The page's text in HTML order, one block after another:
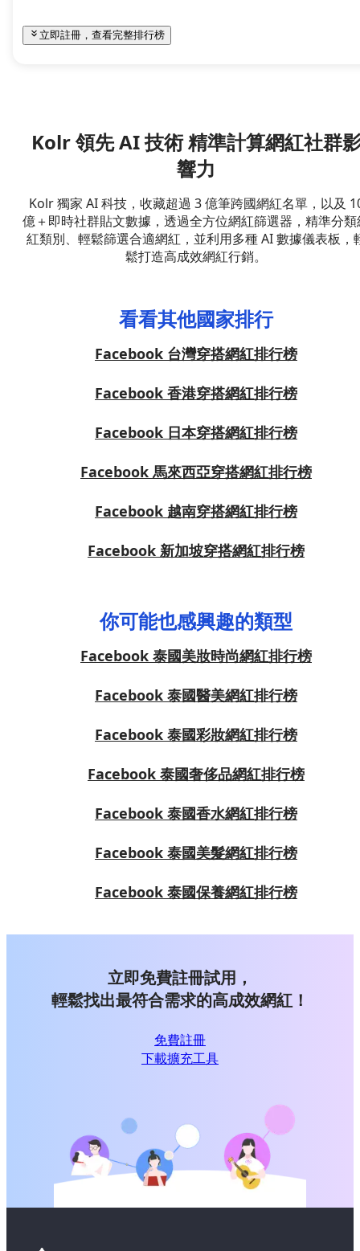
立即註冊，查看完整排行榜
Kolr 領先 AI 技術 精準計算網紅社群
響力
Kolr 獨家 AI 科技，收藏超過 3 億筆跨國網紅名單，以及
億＋即時社群貼文數據，透過全方位網紅篩選器，精準分類
紅類別、輕鬆篩選合適網紅，並利用多種 AI 數據儀表板，
鬆打造高成效網紅行銷。
看看其他國家排行
Facebook 台灣穿搭網紅排行榜
Facebook 香港穿搭網紅排行榜
Facebook 日本穿搭網紅排行榜
Facebook 馬來西亞穿搭網紅排行榜
Facebook 越南穿搭網紅排行榜
Facebook 新加坡穿搭網紅排行榜
你可能也感興趣的類型
Facebook 泰國美妝時尚網紅排行榜
Facebook 泰國醫美網紅排行榜
Facebook 泰國彩妝網紅排行榜
Facebook 泰國奢侈品網紅排行榜
Facebook 泰國香水網紅排行榜
Facebook 泰國美髮網紅排行榜
Facebook 泰國保養網紅排行榜
立即免費註冊試用，
輕鬆找出最符合需求的高成效網紅！
免費註冊
下載擴充工具